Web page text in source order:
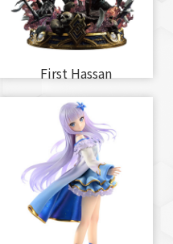
First Hassan